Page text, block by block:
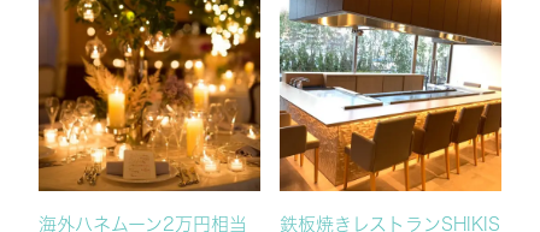
海外ハネムーン2万円相当
鉄板焼きレストランSHIKIS